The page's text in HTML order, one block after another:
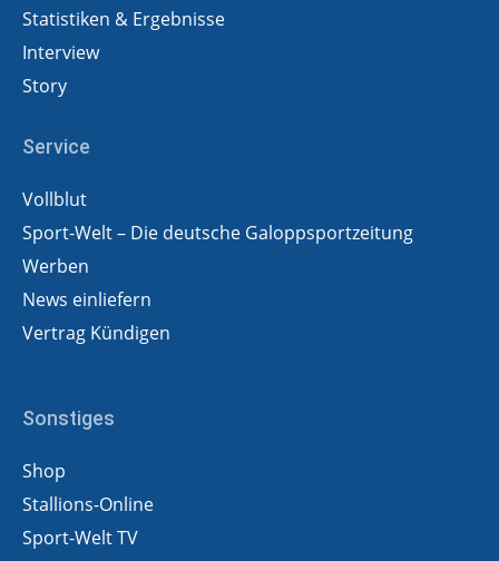
Statistiken & Ergebnisse
Interview
Story
Service
Vollblut
Sport-Welt – Die deutsche Galoppsportzeitung
Werben
News einliefern
Vertrag Kündigen
Sonstiges
Shop
Stallions-Online
Sport-Welt TV